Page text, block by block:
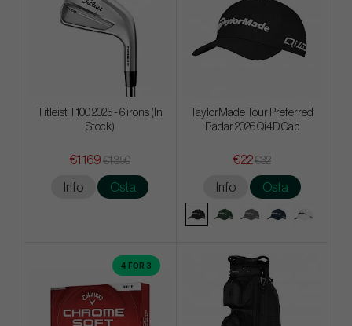
Titleist T100 2025 - 6 irons (In
Stock)
€1 169 €1 350
Info Osta
TaylorMade Tour Preferred
Radar 2026 Qi4D Cap
€22€32
Info Osta
4 FOR 3